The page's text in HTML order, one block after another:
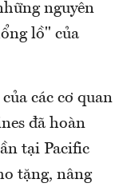
nguyên
lồ" của
các cơ quan
đã hoàn
tại Pacific
tặng, nâng